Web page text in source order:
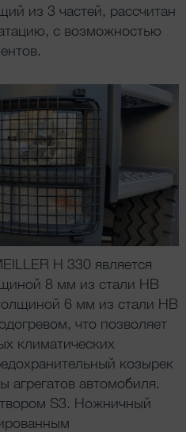
из 3 частей, рассчитан
с возможностью
H 330 является
8 мм из стали HB
6 мм из стали HB
что позволяет
климатических
козырек
агрегатов автомобиля.
S3. Ножничный